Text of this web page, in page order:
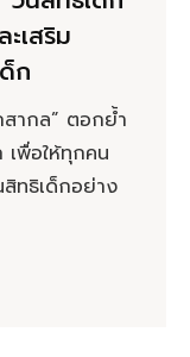
เสริม
ก
สากล” ตอกย้ำ
เพื่อให้ทุกคน
ทธิเด็กอย่าง